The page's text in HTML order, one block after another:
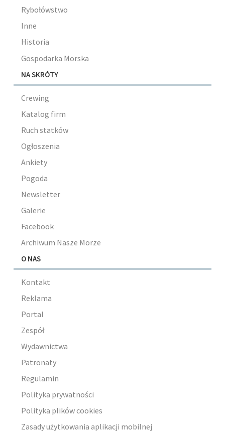
Rybołówstwo
Inne
Historia
Gospodarka Morska
NA SKRÓTY
Crewing
Katalog firm
Ruch statków
Ogłoszenia
Ankiety
Pogoda
Newsletter
Galerie
Facebook
Archiwum Nasze Morze
O NAS
Kontakt
Reklama
Portal
Zespół
Wydawnictwa
Patronaty
Regulamin
Polityka prywatności
Polityka plików cookies
Zasady użytkowania aplikacji mobilnej